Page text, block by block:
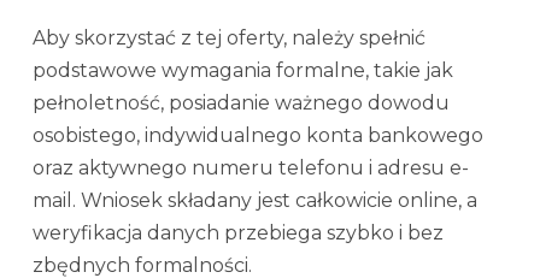
Aby skorzystać z tej oferty, należy spełnić
podstawowe wymagania formalne, takie jak
pełnoletność, posiadanie ważnego dowodu
osobistego, indywidualnego konta bankowego
oraz aktywnego numeru telefonu i adresu e-
mail. Wniosek składany jest całkowicie online, a
weryfikacja danych przebiega szybko i bez
zbędnych formalności.